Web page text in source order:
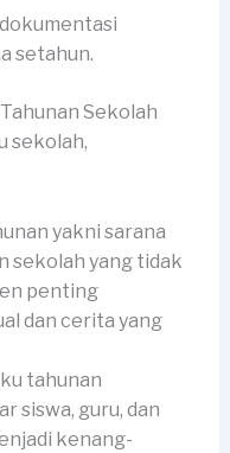
setahun.
Sekolah
sekolah,
yakni sarana
sekolah yang tidak
penting
dan cerita yang
tahunan
siswa, guru, dan
kenang-